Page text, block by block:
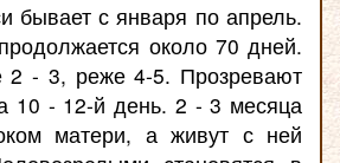
бывает с января по апрель.
около 70 дней.
2 - 3, реже 4-5. Прозревают
10 - 12-й день. 2 - 3 месяца
матери, а живут с ней